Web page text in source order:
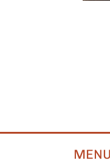
MENU